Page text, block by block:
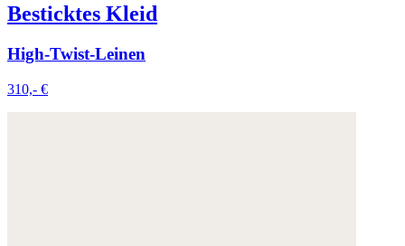
Besticktes Kleid
High-Twist-Leinen
310,- €